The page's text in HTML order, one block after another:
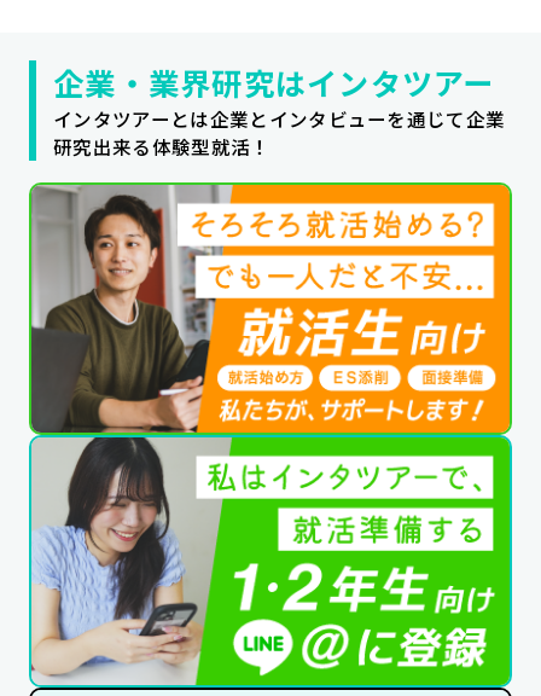
サイトマップ
企業・業界研究はインタツアー
インタツアーとは企業とインタビューを通じて企業
研究出来る体験型就活！